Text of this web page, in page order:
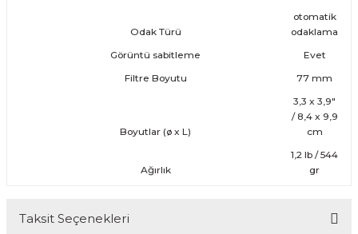
Odak Türü
otomatik
odaklama
Görüntü sabitleme
Evet
Filtre Boyutu
77 mm
Boyutlar (ø x L)
3,3 x 3,9"
/ 8,4 x 9,9
cm
Ağırlık
1,2 lb / 544
gr
Taksit Seçenekleri